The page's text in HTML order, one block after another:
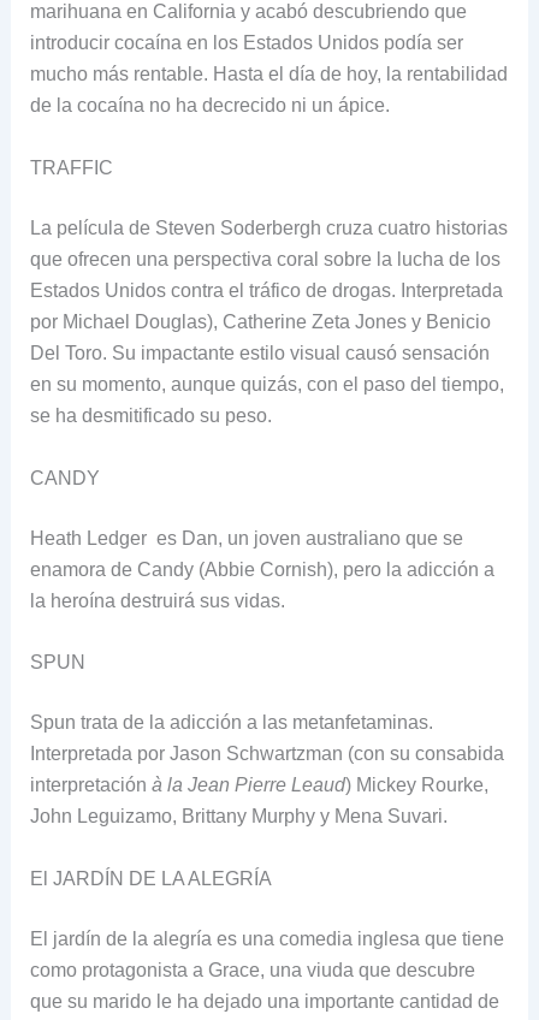
marihuana en California y acabó descubriendo que
introducir cocaína en los Estados Unidos podía ser
mucho más rentable. Hasta el día de hoy, la rentabilidad
de la cocaína no ha decrecido ni un ápice.
TRAFFIC
La película de Steven Soderbergh cruza cuatro historias
que ofrecen una perspectiva coral sobre la lucha de los
Estados Unidos contra el tráfico de drogas. Interpretada
por Michael Douglas), Catherine Zeta Jones y Benicio
Del Toro. Su impactante estilo visual causó sensación
en su momento, aunque quizás, con el paso del tiempo,
se ha desmitificado su peso.
CANDY
Heath Ledger es Dan, un joven australiano que se
enamora de Candy (Abbie Cornish), pero la adicción a
la heroína destruirá sus vidas.
SPUN
Spun trata de la adicción a las metanfetaminas.
Interpretada por Jason Schwartzman (con su consabida
interpretación à la Jean Pierre Leaud) Mickey Rourke,
John Leguizamo, Brittany Murphy y Mena Suvari.
El JARDÍN DE LA ALEGRÍA
El jardín de la alegría es una comedia inglesa que tiene
como protagonista a Grace, una viuda que descubre
que su marido le ha dejado una importante cantidad de